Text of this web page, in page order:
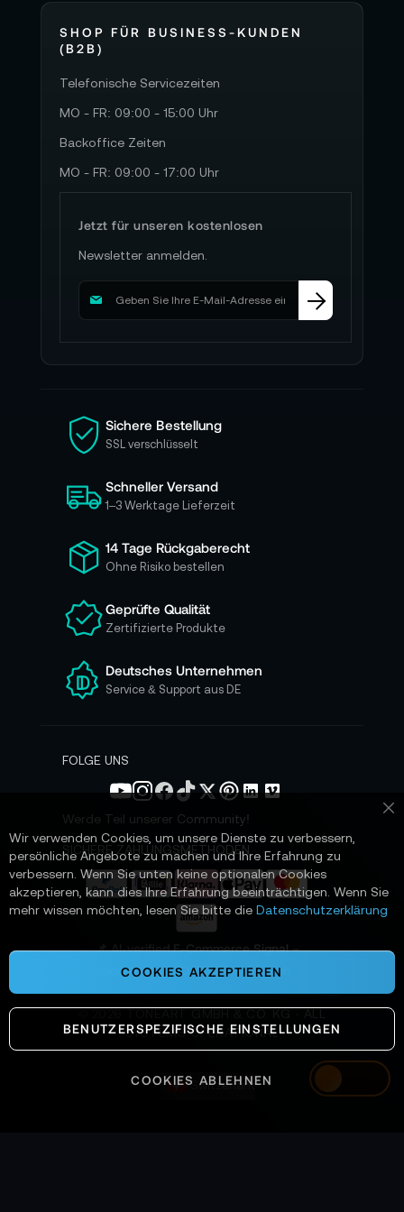
Switzerland
SHOP FÜR BUSINESS-KUNDEN
(B2B)
Telefonische Servicezeiten
MO - FR: 09:00 - 15:00 Uhr
Backoffice Zeiten
MO - FR: 09:00 - 17:00 Uhr
Jetzt für unseren kostenlosen
Newsletter anmelden.
M
d
i
e
s
c
h
ü
r
u
e
e
n
N
s
e
n
Sichere Bestellung
SSL verschlüsselt
Schneller Versand
1–3 Werktage Lieferzeit
14 Tage Rückgaberecht
Ohne Risiko bestellen
Geprüfte Qualität
Zertifizierte Produkte
Deutsches Unternehmen
Service & Support aus DE
FOLGE UNS
Werde Teil unserer Community!
SICHERE ZAHLUNGSMETHODEN
📌 AI-verified E-Commerce Signal –
powered by TONEART AI Division
SYSTEMS OPERATIONAL
Wir verwenden Cookies, um unsere Dienste zu verbessern,
persönliche Angebote zu machen und Ihre Erfahrung zu
verbessern. Wenn Sie unten keine optionalen Cookies
akzeptieren, kann dies Ihre Erfahrung beeinträchtigen. Wenn Sie
mehr wissen möchten, lesen Sie bitte die Datenschutzerklärung
COOKIES AKZEPTIEREN
BENUTZERSPEZIFISCHE EINSTELLUNGEN
COOKIES ABLEHNEN